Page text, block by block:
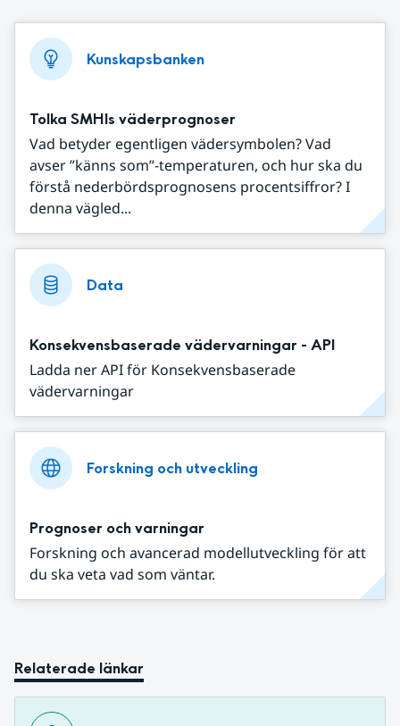
Kunskapsbanken
Tolka SMHIs väderprognoser
Vad betyder egentligen vädersymbolen? Vad
avser ”känns som”-temperaturen, och hur ska du
förstå nederbördsprognosens procentsiffror? I
denna vägled...
Data
Konsekvensbaserade vädervarningar - API
Ladda ner API för Konsekvensbaserade
vädervarningar
Forskning och utveckling
Prognoser och varningar
Forskning och avancerad modellutveckling för att
du ska veta vad som väntar.
Relaterade länkar